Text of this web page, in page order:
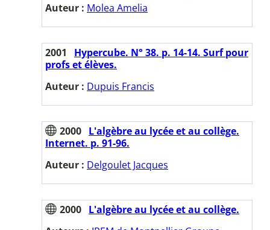
Auteur : Molea Amelia
2001
Hypercube. N° 38. p. 14-14. Surf pour
profs et élèves.
Auteur : Dupuis Francis
2000 L'algèbre au lycée et au collège.
Internet. p. 91-96.
Auteur : Delgoulet Jacques
2000 L'algèbre au lycée et au collège.